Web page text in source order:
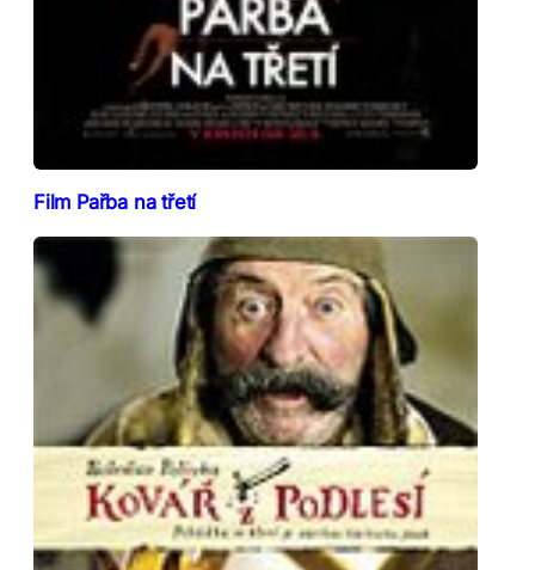
Film Pařba na třetí